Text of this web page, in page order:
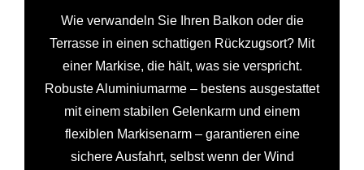
Wie verwandeln Sie Ihren Balkon oder die
Terrasse in einen schattigen Rückzugsort? Mit
einer Markise, die hält, was sie verspricht.
Robuste Aluminiumarme – bestens ausgestattet
mit einem stabilen Gelenkarm und einem
flexiblen Markisenarm – garantieren eine
sichere Ausfahrt, selbst wenn der Wind